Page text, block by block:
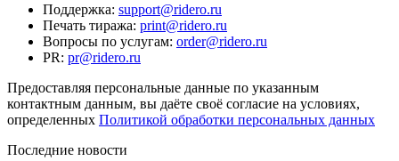
Поддержка: support@ridero.ru
Печать тиража: print@ridero.ru
Вопросы по услугам: order@ridero.ru
PR: pr@ridero.ru
Предоставляя персональные данные по указанным
контактным данным, вы даёте своё согласие на условиях,
определенных Политикой обработки персональных данных
Последние новости